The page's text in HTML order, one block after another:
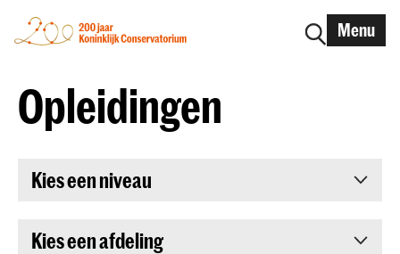
Menu
Opleidingen
Kies een niveau
Kies een afdeling